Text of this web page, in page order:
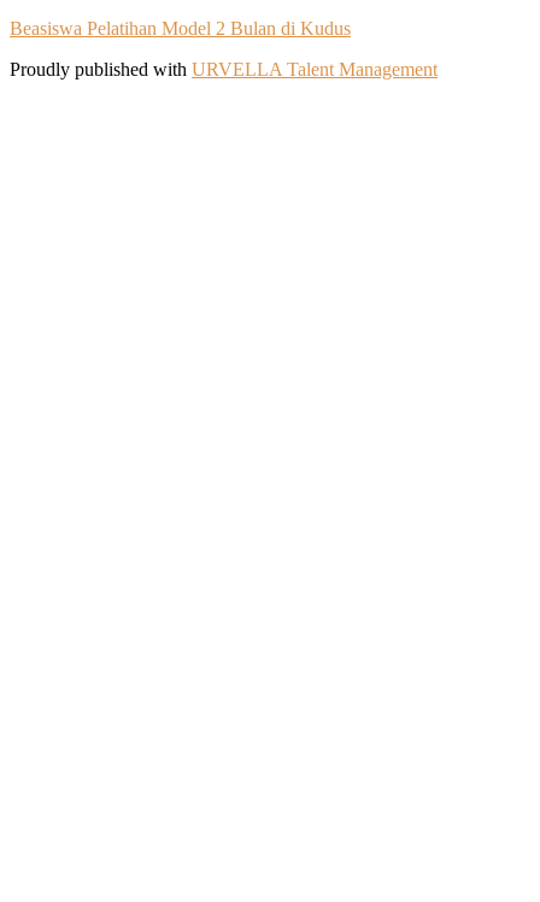
Beasiswa Pelatihan Model 2 Bulan di Kudus
Proudly published with URVELLA Talent Management